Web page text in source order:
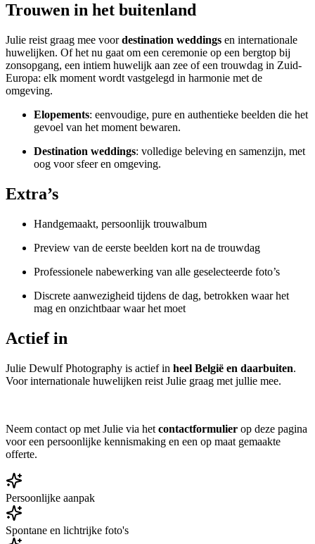
Trouwen in het buitenland
Julie reist graag mee voordestination weddings en internationale
huwelijken. Of het nu gaat om een ceremonie op een bergtop bij
zonsopgang, een intiem huwelijk aan zee of een trouwdag in Zuid-
Europa: elk moment wordt vastgelegd in harmonie met de
omgeving.
Elopements: eenvoudige, pure en authentieke beelden die het
gevoel van het moment bewaren.
Destination weddings: volledige beleving en samenzijn, met
oog voor sfeer en omgeving.
Extra’s
Handgemaakt, persoonlijk trouwalbum
Preview van de eerste beelden kort na de trouwdag
Professionele nabewerking van alle geselecteerde foto’s
Discrete aanwezigheid tijdens de dag, betrokken waar het
mag en onzichtbaar waar het moet
Actief in
Julie Dewulf Photography is actief in heel België en daarbuiten.
Voor internationale huwelijken reist Julie graag met jullie mee.
Neem contact op met Julie via het contactformulier op deze pagina
voor een persoonlijke kennismaking en een op maat gemaakte
offerte.
Persoonlijke aanpak
Spontane en lichtrijke foto's